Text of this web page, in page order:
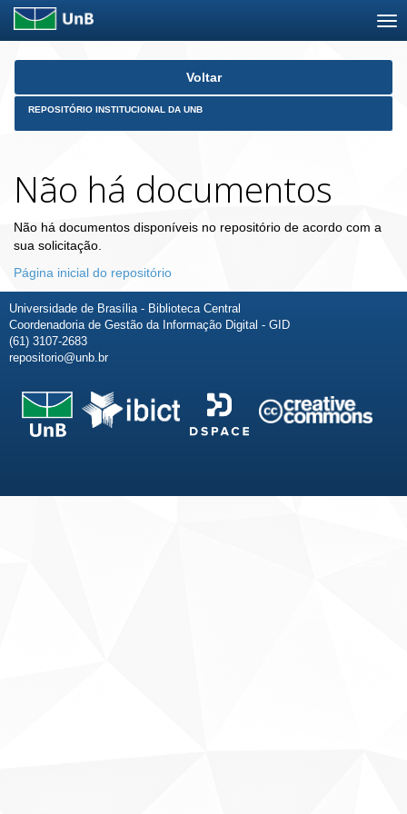
Skip
Voltar
REPOSITÓRIO INSTITUCIONAL DA UNB
Não há documentos
Não há documentos disponíveis no repositório de acordo com a
sua solicitação.
Página inicial do repositório
Universidade de Brasília - Biblioteca Central
Coordenadoria de Gestão da Informação Digital - GID
(61) 3107-2683
repositorio@unb.br